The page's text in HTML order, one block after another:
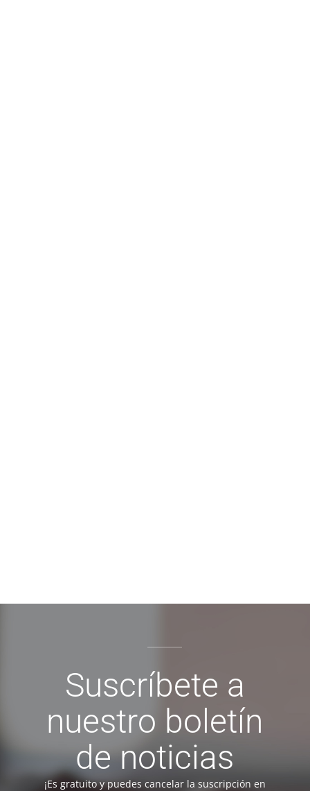
Suscríbete a
nuestro boletín
de noticias
¡Es gratuito y puedes cancelar la suscripción en